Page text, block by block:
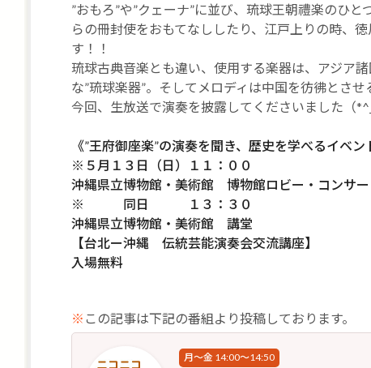
”おもろ”や”クェーナ”に並び、琉球王朝禮楽のひと
らの冊封使をおもてなししたり、江戸上りの時、
す！！
琉球古典音楽とも違い、使用する楽器は、アジア
な”琉球楽器”。そしてメロディは中国を彷彿とさせ
今回、生放送で演奏を披露してくださいました（
《”王府御座楽”の演奏を聞き、歴史を学べるイベン
※５月１３日（日）１１：００
沖縄県立博物館・美術館 博物館ロビー・コンサー
※ 同日 １３：３０
沖縄県立博物館・美術館 講堂
【台北ー沖縄 伝統芸能演奏会交流講座】
入場無料
※ この記事は下記の番組より投稿しております。
月～金 14:00～14:50